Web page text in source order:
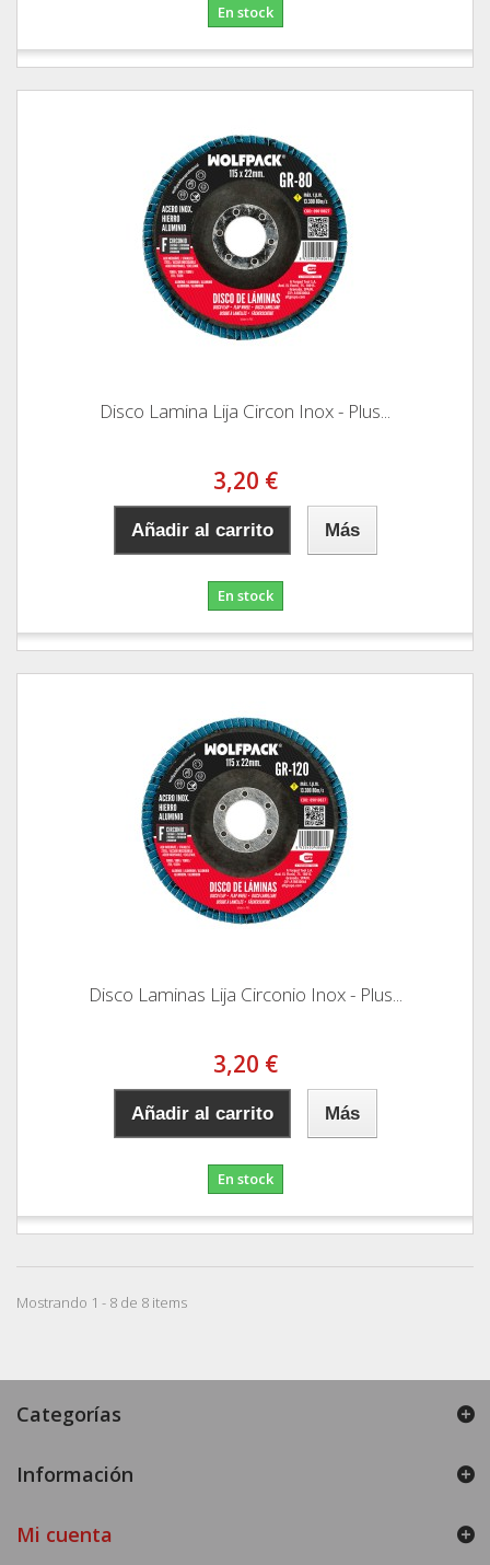
En stock
Disco Lamina Lija Circon Inox - Plus...
3,20 €
Añadir al carrito Más
En stock
Disco Laminas Lija Circonio Inox - Plus...
3,20 €
Añadir al carrito Más
En stock
Mostrando 1 - 8 de 8 items
Categorías
Información
Mi cuenta